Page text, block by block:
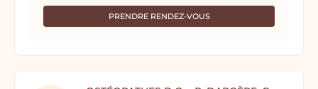
PRENDRE RENDEZ-VOUS